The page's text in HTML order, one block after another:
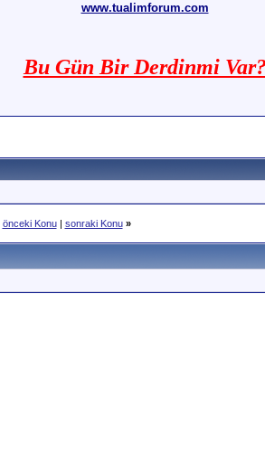
www.tualimforum.com
Bu Gün Bir Derdinmi
önceki Konu| sonraki Konu »